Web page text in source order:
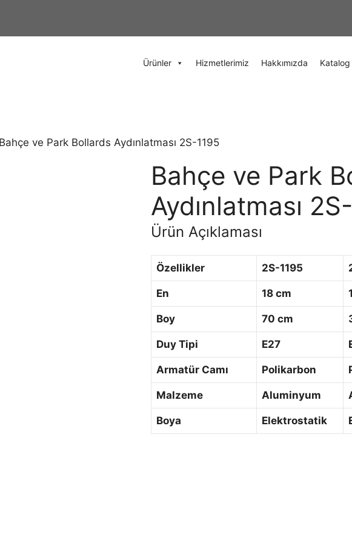
Ürünler Hizmetlerimiz Hakkımızda Katalog
ve Park Bollards Aydınlatması 2S-1195
Bahçe ve Park
Aydınlatması
Ürün Açıklaması
Özellikler 2S-1195
En 18 cm
Boy 70 cm
Duy Tipi E27
Armatür Camı Polikarbon
Malzeme Aluminyum
Boya Elektrostatik